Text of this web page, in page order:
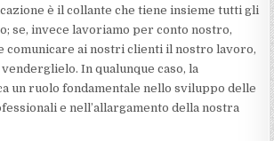
è il collante che tiene insieme tutti gli
se, invece lavoriamo per conto nostro,
comunicare ai nostri clienti il nostro lavoro,
In qualunque caso, la
un ruolo fondamentale nello sviluppo delle
e nell’allargamento della nostra